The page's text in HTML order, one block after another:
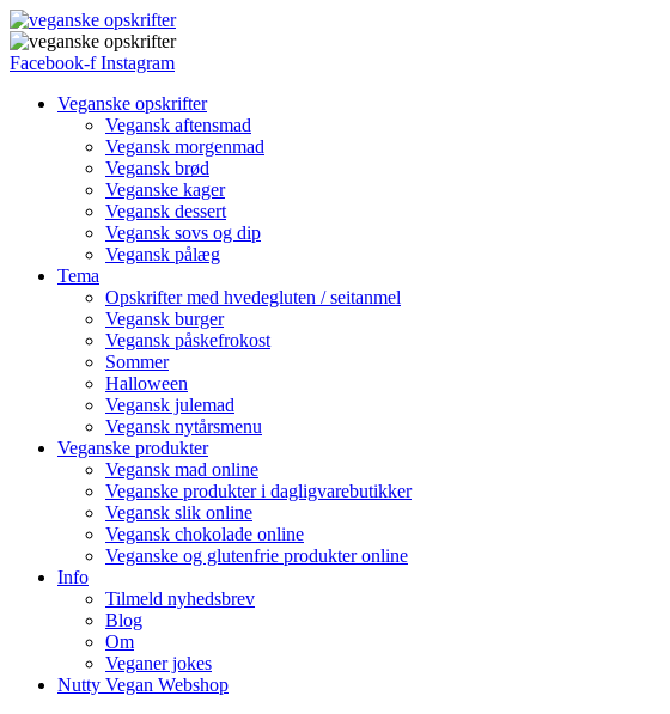
Facebook-f Instagram
Veganske opskrifter
Vegansk aftensmad
Vegansk morgenmad
Vegansk brød
Veganske kager
Vegansk dessert
Vegansk sovs og dip
Vegansk pålæg
Tema
Opskrifter med hvedegluten / seitanmel
Vegansk burger
Vegansk påskefrokost
Sommer
Halloween
Vegansk julemad
Vegansk nytårsmenu
Veganske produkter
Vegansk mad online
Veganske produkter i dagligvarebutikker
Vegansk slik online
Vegansk chokolade online
Veganske og glutenfrie produkter online
Info
Tilmeld nyhedsbrev
Blog
Om
Veganer jokes
Nutty Vegan Webshop